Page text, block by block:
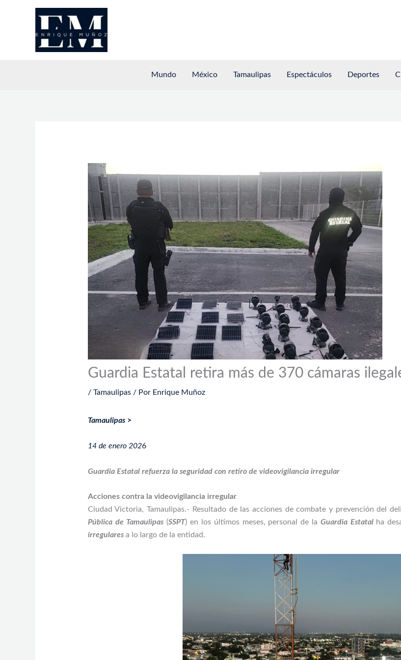
Mundo México Tamaulipas Espectáculos Deportes
Guardia Estatal retira más de 370 cámaras
/ Tamaulipas/ Por Enrique Muñoz
Tamaulipas >
14 de enero 2026
Guardia Estatal refuerza la seguridad con retiro de videovigilancia irregular
Acciones contra la videovigilancia irregular
Ciudad Victoria, Tamaulipas.- Resultado de las acciones de combate y prevención del
Pública de Tamaulipas (SSPT) en los últimos meses, personal de la Guardia Estatalha
irregularesa lo largo de la entidad.